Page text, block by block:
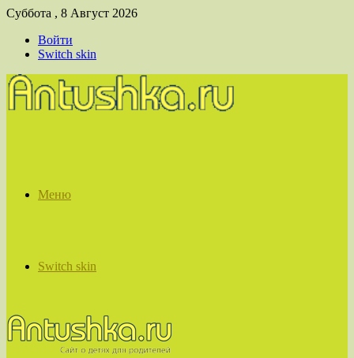
Суббота , 8 Август 2026
Войти
Switch skin
Меню
Switch skin